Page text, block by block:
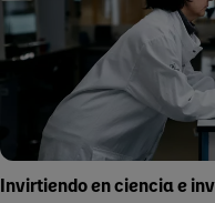
Invirtiendo en ciencia e